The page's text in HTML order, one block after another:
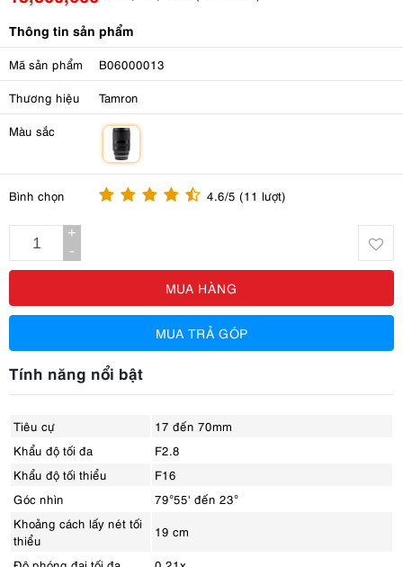
Thông tin sản phẩm
Mã sản phẩm B06000013
Thương hiệu Tamron
Màu sắc
Bình chọn 4.6/5 (11 lượt)
+
-
MUA HÀNG
MUA TRẢ GÓP
Tính năng nổi bật
Tiêu cự
17 đến 70mm
Khẩu độ tối đa
F2.8
Khẩu độ tối thiểu
F16
Góc nhìn
79°55' đến 23°
Khoảng cách lấy nét tối
thiểu
19 cm